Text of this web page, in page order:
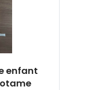
enfant